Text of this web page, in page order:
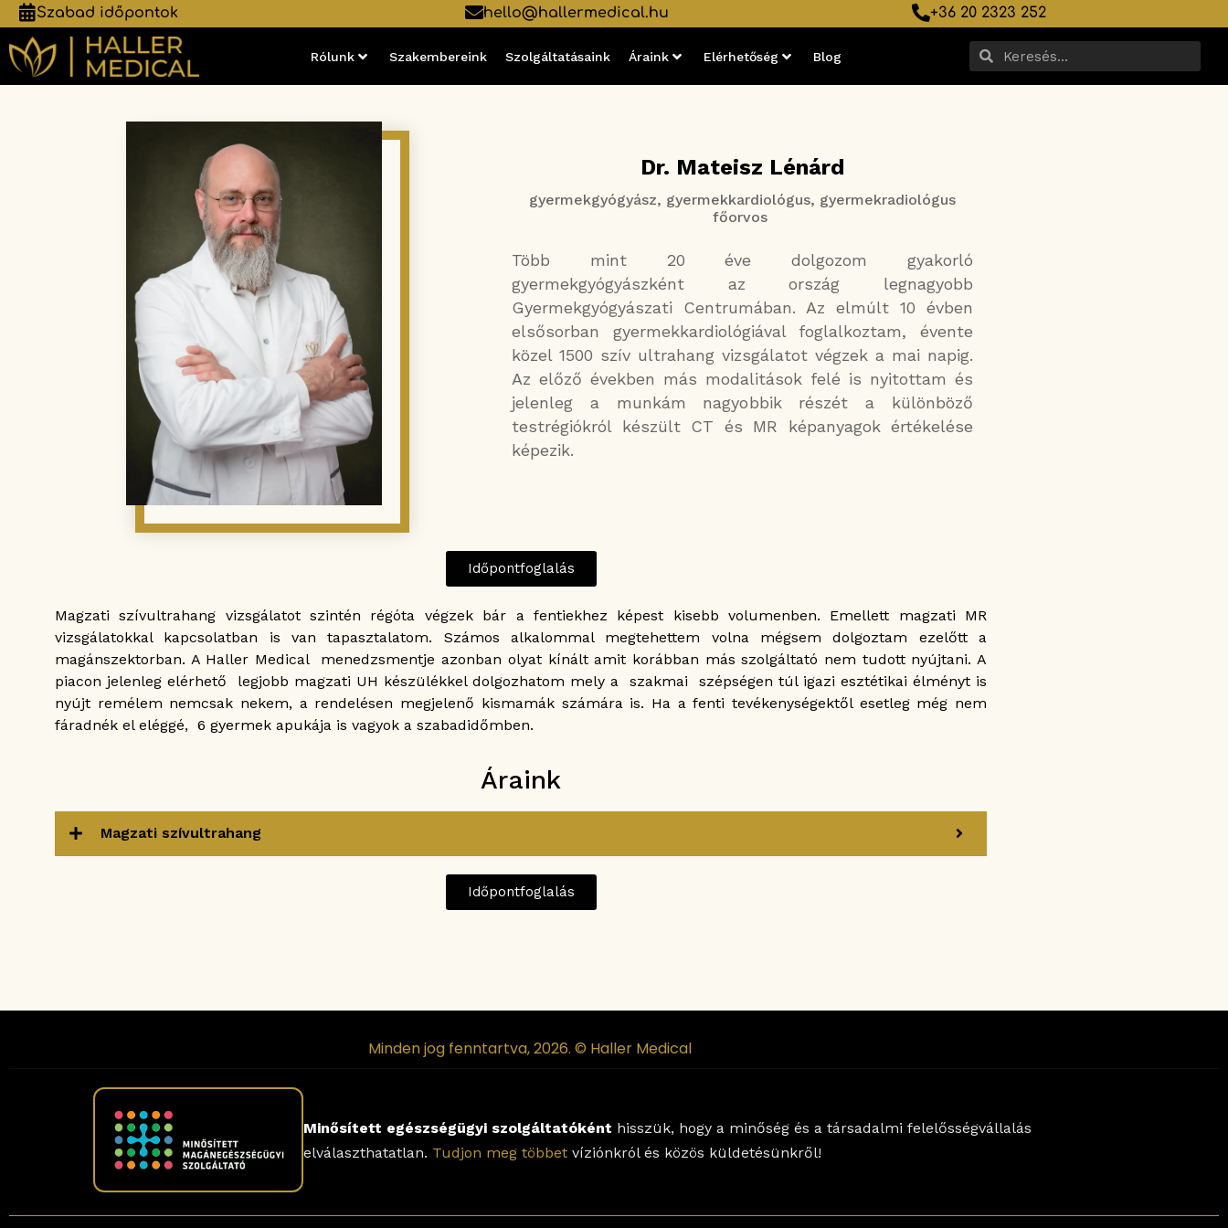
Szabad időpontok hello@hallermedical.hu +36 20 2323 252
Rólunk Szakembereink Szolgáltatásaink Áraink Elérhetőség Blog
Dr. Mateisz Lénárd
gyermekgyógyász, gyermekkardiológus, gyermekradiológus
főorvos
Több mint 20 éve dolgozom gyakorló
gyermekgyógyászként az ország legnagyobb
Gyermekgyógyászati Centrumában. Az elmúlt 10 évben
elsősorban gyermekkardiológiával foglalkoztam, évente
közel 1500 szív ultrahang vizsgálatot végzek a mai napig.
Az előző években más modalitások felé is nyitottam és
jelenleg a munkám nagyobbik részét a különböző
testrégiókról készült CT és MR képanyagok értékelése
képezik.
Időpontfoglalás
Magzati szívultrahang vizsgálatot szintén régóta végzek bár a fentiekhez képest kisebb volumenben. Emellett magzati MR
vizsgálatokkal kapcsolatban is van tapasztalatom. Számos alkalommal megtehettem volna mégsem dolgoztam ezelőtt a
magánszektorban. A Haller Medical menedzsmentje azonban olyat kínált amit korábban más szolgáltató nem tudott nyújtani. A
piacon jelenleg elérhető legjobb magzati UH készülékkel dolgozhatom mely a szakmai szépségen túl igazi esztétikai élményt is
nyújt remélem nemcsak nekem, a rendelésen megjelenő kismamák számára is. Ha a fenti tevékenységektől esetleg még nem
fáradnék el eléggé, 6 gyermek apukája is vagyok a szabadidőmben.
Áraink
Magzati szívultrahang
Időpontfoglalás
Minden jog fenntartva, 2026. © Haller Medical
Minősített egészségügyi szolgáltatóként hisszük, hogy a minőség és a társadalmi felelősségvállalás
elválaszthatatlan. Tudjon meg többet víziónkról és közös küldetésünkről!